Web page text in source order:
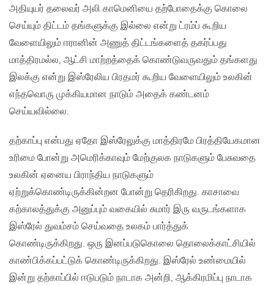
அதியுயர் தலைவர் அலி காமெனியை தற்போதைக்கு கொலை
செய்யும் திட்டம் தங்களுக்கு இல்லை என்று ட்ரம்ப் கூறிய
வேளையிலும் ஈரானின் அணுத் திட்டங்களைத் தகர்ப்பது
மாத்திரமல்ல, ஆட்சி மாற்றத்தைக் கொண்டுவருவதும் தங்களது
இலக்கு என்று இஸ்ரேலிய பிரதமர் கூறிய வேளையிலும் உலகின்
எந்தவொரு முக்கியமான நாடும் அதைக் கண்டனம்
செய்யவில்லை.
தற்காப்பு என்பது ஏதோ இஸ்ரேலுக்கு மாத்திரமே பிரத்தியேகமான
உரிமை போன்று அமெரிக்காவும் மேற்குலக நாடுகளும் பேசுவதை
உலகின் ஏனைய பிராந்திய நாடுகளும்
ஏற்றுக்கொண்டிருக்கின்றன போன்று தெரிகிறது. காசாவை
கற்காலத்துக்கு அனுப்பும் வகையில் சுமார் இரு வருடங்களாக
இஸ்ரேல் துவம்சம் செய்வதை உலகம் பார்த்துக்
கொண்டிருக்கிறது. ஒரு இனப்படுகொலை தொலைக்காட்சியில்
காண்பிக்கப்பட்டுக் கொண்டிருக்கிறது. இஸ்ரேல் உண்மையில்
இன்று தற்காப்பில் ஈடுபடும் நாடாக அன்றி, ஆக்கிரமிப்பு நாடாக